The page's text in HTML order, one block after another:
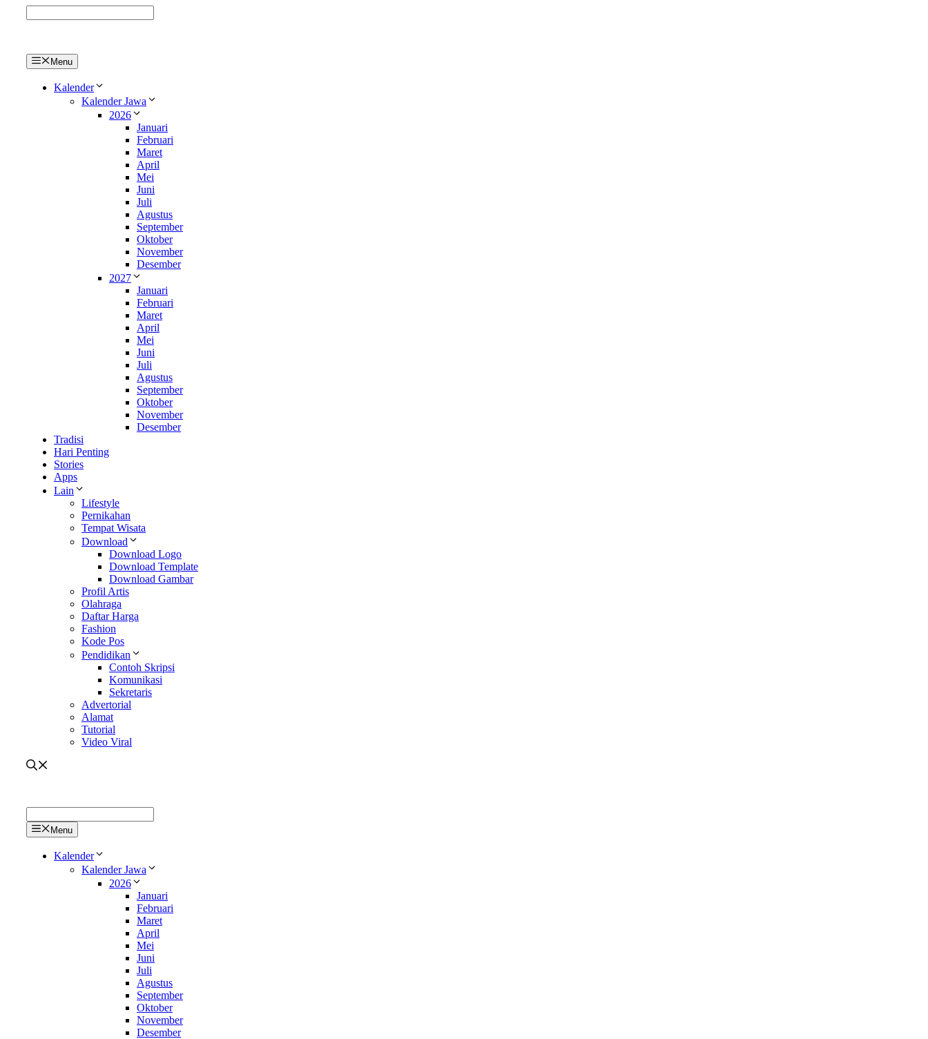
Menu
Kalender
Kalender Jawa
2026
Januari
Februari
Maret
April
Mei
Juni
Juli
Agustus
September
Oktober
November
Desember
2027
Januari
Februari
Maret
April
Mei
Juni
Juli
Agustus
September
Oktober
November
Desember
Tradisi
Hari Penting
Stories
Apps
Lain
Lifestyle
Pernikahan
Tempat Wisata
Download
Download Logo
Download Template
Download Gambar
Profil Artis
Olahraga
Daftar Harga
Fashion
Kode Pos
Pendidikan
Contoh Skripsi
Komunikasi
Sekretaris
Advertorial
Alamat
Tutorial
Video Viral
Menu
Kalender
Kalender Jawa
2026
Januari
Februari
Maret
April
Mei
Juni
Juli
Agustus
September
Oktober
November
Desember